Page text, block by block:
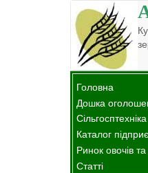
Головна
Дошка
Сільгосптехніка
Каталог
Ринок овочів
Статті